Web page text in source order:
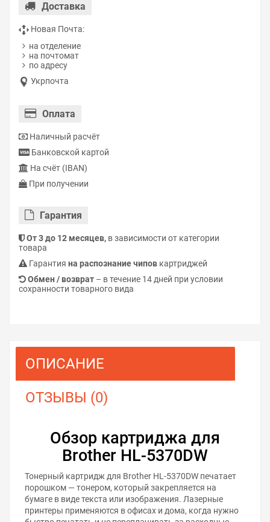
Доставка
Новая Почта:
на отделение
на почтомат
по адресу
Укрпочта
Оплата
Наличный расчёт
Банковской картой
На счёт (IBAN)
При получении
Гарантия
От 3 до 12 месяцев, в зависимости от категории
товара
Гарантия на распознание чипов картриджей
Обмен / возврат – в течение 14 дней при условии
сохранности товарного вида
ОПИСАНИЕ
ОТЗЫВЫ (0)
Обзор картриджа для
Brother HL-5370DW
Тонерный картридж для Brother HL-5370DW печатает
порошком — тонером, который закрепляется на
бумаге в виде текста или изображения. Лазерные
принтеры применяются в офисах и дома, когда нужно